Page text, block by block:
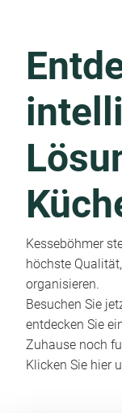
Kesseböhmer
höchste
organisieren.
Besuchen Sie
entdecken Sie
Zuhause noch
Klicken Sie hier